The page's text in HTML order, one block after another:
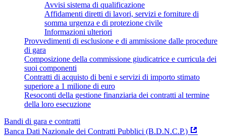
Avvisi sistema di qualificazione
Affidamenti diretti di lavori, servizi e forniture di
somma urgenza e di protezione civile
Informazioni ulteriori
Provvedimenti di esclusione e di ammissione dalle procedure
di gara
Composizione della commissione giudicatrice e curricula dei
suoi componenti
Contratti di acquisto di beni e servizi di importo stimato
superiore a 1 milione di euro
Resoconti della gestione finanziaria dei contratti al termine
della loro esecuzione
Bandi di gara e contratti
Banca Dati Nazionale dei Contratti Pubblici (B.D.N.C.P.)